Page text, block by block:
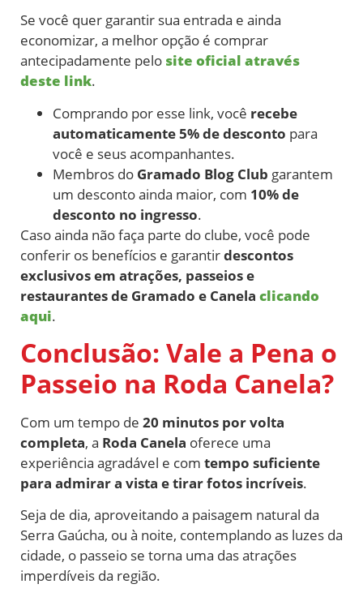
Se você quer garantir sua entrada e ainda
economizar, a melhor opção é comprar
antecipadamente pelo site oficial através
deste link.
Comprando por esse link, você recebe
automaticamente 5% de desconto para
você e seus acompanhantes.
Membros do Gramado Blog Club garantem
um desconto ainda maior, com 10% de
desconto no ingresso.
Caso ainda não faça parte do clube, você pode
conferir os benefícios e garantirdescontos
exclusivos em atrações, passeios e
restaurantes de Gramado e Canela clicando
aqui.
Conclusão: Vale a Pena o
Passeio na Roda Canela?
Com um tempo de 20 minutos por volta
completa, a Roda Canela oferece uma
experiência agradável e com tempo suficiente
para admirar a vista e tirar fotos incríveis.
Seja de dia, aproveitando a paisagem natural da
Serra Gaúcha, ou à noite, contemplando as luzes da
cidade, o passeio se torna uma das atrações
imperdíveis da região.